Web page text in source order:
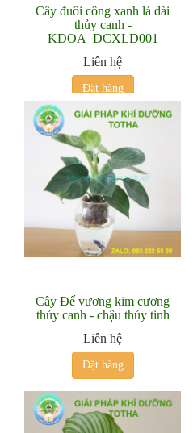
Cây đuôi công xanh lá dài
thủy canh -
KDOA_DCXLD001
Liên hệ
Đặt hàng
Cây Đế vương kim cương
thủy canh - chậu thủy tinh
Liên hệ
Đặt hàng